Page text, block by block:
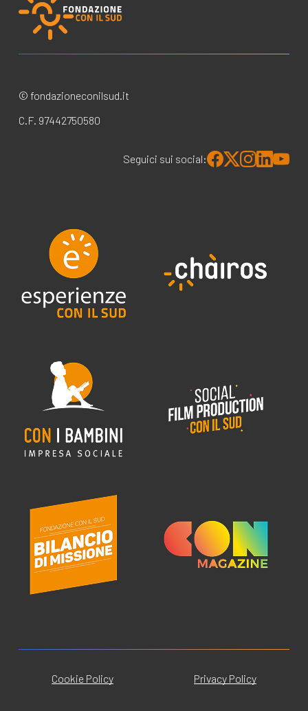
© fondazioneconilsud.it
C.F. 97442750580
Seguici sui social:
Cookie Policy Privacy Policy